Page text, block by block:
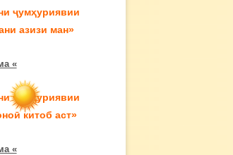
ҷумҳуриявии
азизи ман»
«
ҷумҳуриявии
китоб аст»
«